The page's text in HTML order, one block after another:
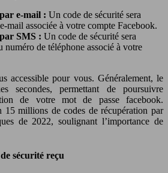
e-mail : Un code de sécurité sera
mail associée à votre compte Facebook.
SMS : Un code de sécurité sera
numéro de téléphone associé à votre
accessible pour vous. Généralement, le
secondes, permettant de poursuivre
de votre mot de passe facebook.
15 millions de codes de récupération par
de 2022, soulignant l’importance de
sécurité reçu